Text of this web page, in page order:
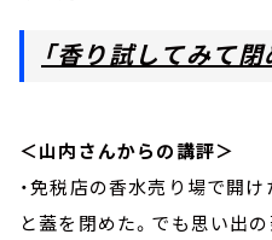
「香り試してみて閉
＜山内さんからの講評＞
・免税店の香水売り場で開
と蓋を閉めた。でも思い出の